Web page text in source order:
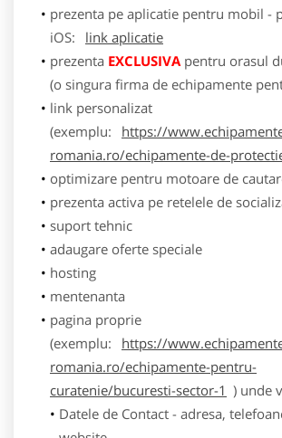
prezenta pe aplicatie pentru mobil -
iOS:
link aplicatie
prezenta EXCLUSIVApentru orasul
(o singura firma de echipamente
link personalizat
(exemplu:
https://
romania.ro/echipamente-de-
optimizare pentru motoare de
prezenta activa pe retelele de
suport tehnic
adaugare oferte speciale
hosting
mentenanta
pagina proprie
(exemplu:
https://
romania.ro/echipamente-pentru-
curatenie/bucuresti-sector-1 ) unde
Datele de Contact - adresa,